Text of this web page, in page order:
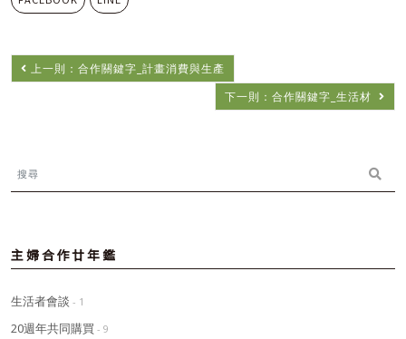
上一則：合作關鍵字_計畫消費與生產
下一則：合作關鍵字_生活材
主婦合作廿年鑑
生活者會談 - 1
20週年共同購買 - 9